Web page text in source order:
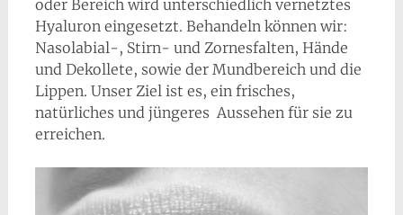
oder Bereich wird unterschiedlich vernetztes
Hyaluron eingesetzt. Behandeln können wir:
Nasolabial-, Stirn- und Zornesfalten, Hände
und Dekollete, sowie der Mundbereich und die
Lippen. Unser Ziel ist es, ein frisches,
natürliches und jüngeres Aussehen für sie zu
erreichen.